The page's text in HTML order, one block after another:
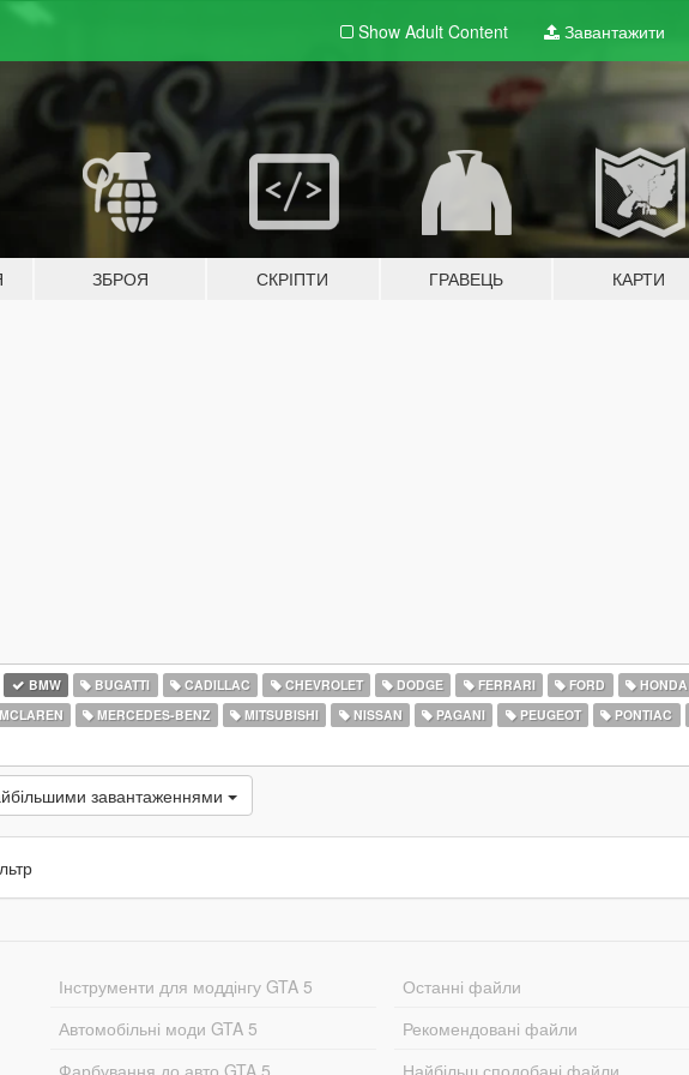
Show Adult Content Завантажити
ЗБРОЯ СКРІПТИ ГРАВЕЦЬ КАРТИ
BMW BUGATTI CADILLAC CHEVROLET DODGE FERRARI FORD HONDA
MERCEDES-BENZ MITSUBISHI NISSAN PAGANI PEUGEOT PONTIAC
завантаженнями
Інструменти для моддінгу GTA 5
Автомобільні моди GTA 5
Фарбування до авто GTA 5
Останні файли
Рекомендовані файли
Найбільш сподобані файли